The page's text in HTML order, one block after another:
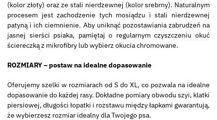
(kolor złoty) oraz ze stali nierdzewnej (kolor srebrny). Naturalnym
procesem jest zachodzenie tych mosiądzu i stali nierdzewnej
patyną i ich ciemnienie. Aby uniknąć pozostawiania zabrudzeń na
jasnej sierści psiaka, pamiętaj o regularnym czyszczeniu okuć
ściereczką z mikrofibry lub wybierz okucia chromowane.
ROZMIARY – postaw na idealne dopasowanie
Oferujemy szelki w rozmiarach od S do XL, co pozwala na idealne
dopasowanie do każdej rasy. Dokładne pomiary obwodu szyi, klatki
piersiowej, długości łopatki i rozstawu między łapkami gwarantują,
że wybierzesz rozmiar idealny dla Twojego psa.